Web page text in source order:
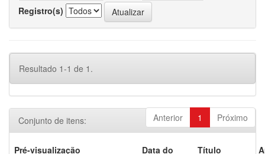
Registro(s)
Resultado 1-1 de 1.
Anterior 1 Próximo
Conjunto de itens:
Pré-visualização
Data do
Título